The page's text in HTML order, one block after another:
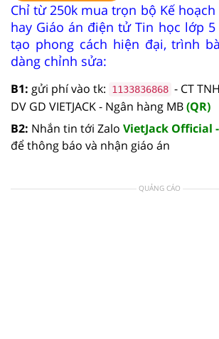
Chỉ từ 250k mua trọn bộ Kế hoạch
hay Giáo án điện tử Tin học lớp
tạo phong cách hiện đại, trình
dàng chỉnh sửa:
B1: gửi phí vào tk: 1133836868 - CT
DV GD VIETJACK - Ngân hàng MB(QR)
B2: Nhắn tin tới Zalo VietJack Official
để thông báo và nhận giáo án
QUẢNG CÁO